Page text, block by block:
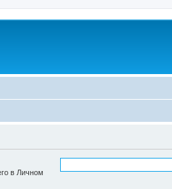
в Личном